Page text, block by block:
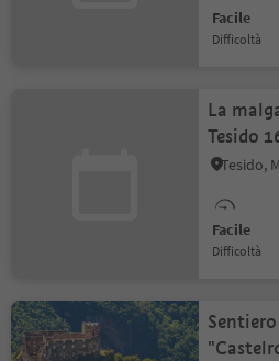
Facile
Difficoltà
La
Tesido
Tesido,
Facile
Difficoltà